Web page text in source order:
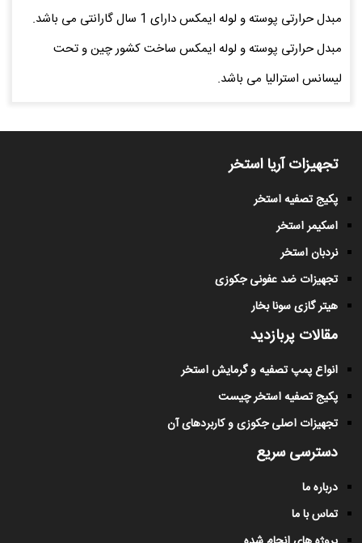
مبدل حرارتی پوسته و لوله ایمکس دارای 1 سال گارانتی می باشد.
مبدل حرارتی پوسته و لوله ایمکس ساخت کشور چین و تحت
لیسانس استرالیا می باشد.
تجهیزات آریا استخر
پکیج تصفیه استخر
اسکیمر استخر
نردبان استخر
تجهیزات ضد عفونی جکوزی
هیتر گازی سونا بخار
مقالات پربازدید
انواع پمپ تصفیه و گرمایش استخر
پکیج تصفیه استخر چیست
تجهیزات اصلی جکوزی و کاربردهای آن
دسترسی سریع
درباره ما
تماس با ما